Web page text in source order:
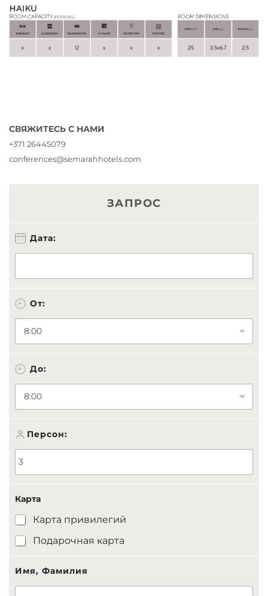
СВЯЖИТЕСЬ С НАМИ
+371 26445079
conferences@semarahhotels.com
ЗАПРОС
Дата:
От:
До:
Персон:
Карта
Карта привилегий
Подарочная карта
Имя, Фамилия